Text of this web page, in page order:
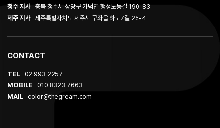
청주 지사 충북 청주시 상당구 가덕면 행정노동길 190-83
제주 지사 제주특별자치도 제주시 구좌읍 하도7길 25-4
CONTACT
TEL
02 993 2257
MOBILE
010 8323 7663
MAIL
color@thegream.com